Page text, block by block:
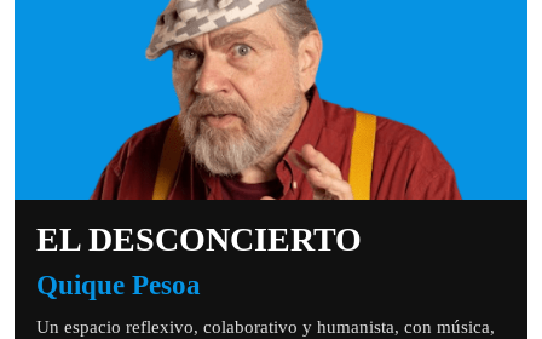
EL DESCONCIERTO
Quique Pesoa
Un espacio reflexivo, colaborativo y humanista, con música,